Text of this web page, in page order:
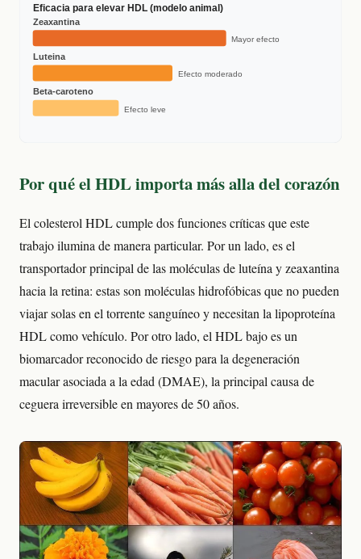
Eficacia para elevar HDL (modelo animal)
Zeaxantina
Mayor efecto
Luteina
Efecto moderado
Beta-caroteno
Efecto leve
Por qué el HDL importa más alla del corazón
El colesterol HDL cumple dos funciones críticas que este
trabajo ilumina de manera particular. Por un lado, es el
transportador principal de las moléculas de luteína y zeaxantina
hacia la retina: estas son moléculas hidrofóbicas que no pueden
viajar solas en el torrente sanguíneo y necesitan la lipoproteína
HDL como vehículo. Por otro lado, el HDL bajo es un
biomarcador reconocido de riesgo para la degeneración
macular asociada a la edad (DMAE), la principal causa de
ceguera irreversible en mayores de 50 años.